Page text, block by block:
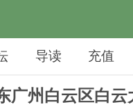
› 内容
导读 充值
广州白云区白云